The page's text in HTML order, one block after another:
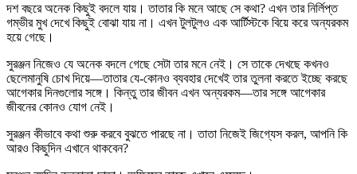
দশ বছরে অনেক কিছুই বদলে যায়। তাতার কি মনে আছে সে কথা? এখন তার নির্লিপ্ত
গম্ভীর মুখ দেখে কিছুই বোঝা যায় না। এখন টুলটুলও এক আর্টিস্টকে বিয়ে করে অন্যরকম
হয়ে গেছে।
সুরঞ্জন নিজেও যে অনেক বদলে গেছে সেটা তার মনে নেই। সে তাকে দেখছে কখনও
ছেলেমানুষি চোখ দিয়ে—তাতার যে-কোনও ব্যবহার দেখেই তার তুলনা করতে ইচ্ছে করছে
আগেকার দিনগুলোর সঙ্গে। কিন্তু তার জীবন এখন অন্যরকম—তার সঙ্গে আগেকার
জীবনের কোনও যোগ নেই।
সুরঞ্জন কীভাবে কথা শুরু করবে বুঝতে পারছে না। তাতা নিজেই জিগ্যেস করল, আপনি কি
আরও কিছুদিন এখানে থাকবেন?